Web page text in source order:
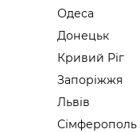
Одеса
Донецьк
Кривий Ріг
Запоріжжя
Львів
Сімферополь